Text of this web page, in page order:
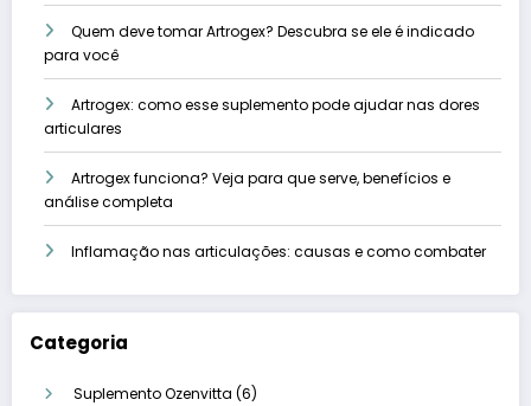
Quem deve tomar Artrogex? Descubra se ele é indicado
para você
Artrogex: como esse suplemento pode ajudar nas dores
articulares
Artrogex funciona? Veja para que serve, benefícios e
análise completa
Inflamação nas articulações: causas e como combater
Categoria
Suplemento Ozenvitta 66